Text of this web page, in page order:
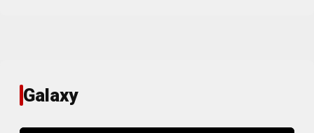
Galaxy